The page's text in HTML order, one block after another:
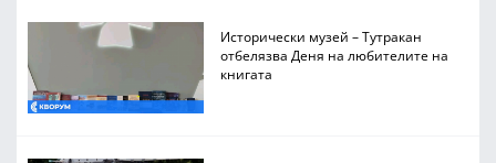
Исторически музей – Тутракан
отбелязва Деня на любителите на
книгата